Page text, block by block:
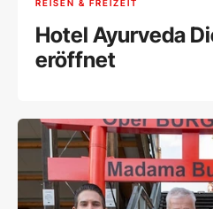
REISEN & FREIZEIT
Hotel Ayurveda
eröffnet